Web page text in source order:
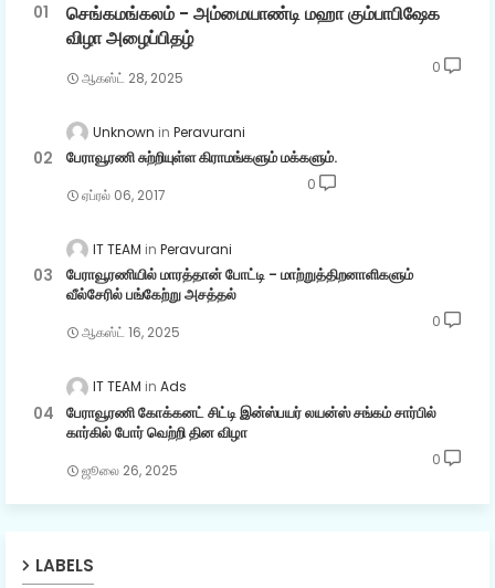
செங்கமங்கலம் - அம்மையாண்டி மஹா கும்பாபிஷேக
விழா அழைப்பிதழ்
ஆகஸ்ட் 28, 2025
0
Unknown Peravurani
பேராவூரணி சுற்றியுள்ள கிராமங்களும் மக்களும்.
ஏப்ரல் 06, 2017
0
IT TEAM Peravurani
பேராவூரணியில் மாரத்தான் போட்டி - மாற்றுத்திறனாளிகளும்
வீல்சேரில் பங்கேற்று அசத்தல்
ஆகஸ்ட் 16, 2025
0
IT TEAM Ads
பேராவூரணி கோக்கனட் சிட்டி இன்ஸ்பயர் லயன்ஸ் சங்கம் சார்பில்
கார்கில் போர் வெற்றி தின விழா
ஜூலை 26, 2025
0
LABELS